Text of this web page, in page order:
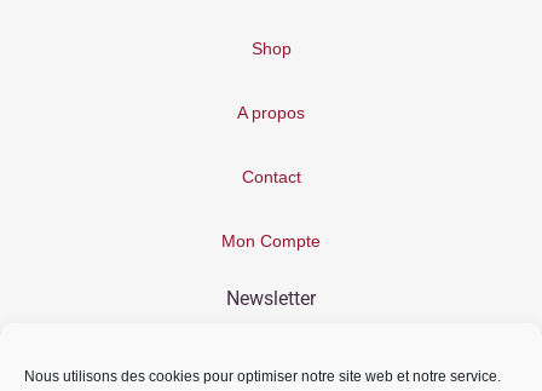
Nous utilisons des cookies pour optimiser notre site web et notre service.
Shop
A propos
Contact
Mon Compte
Newsletter